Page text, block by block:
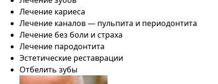
Лечение кариеса
Лечение каналов — пульпита и периодонтита
Лечение без боли и страха
Лечение пародонтита
Эстетические реставрации
Отбелить зубы